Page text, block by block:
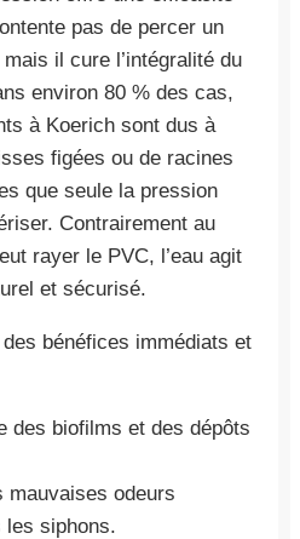
pas de percer un
il cure l’intégralité du
environ 80 % des cas,
à Koerich sont dus à
figées ou de racines
que seule la pression
Contrairement au
rayer le PVC, l’eau agit
et sécurisé.
des bénéfices immédiats et
des biofilms et des dépôts
mauvaises odeurs
les siphons.